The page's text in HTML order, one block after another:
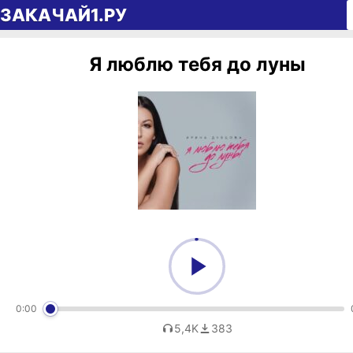
Перейти к содержимому
ЗАКАЧАЙ1.РУ
Я люблю тебя до луны
0:00
5,4K 383